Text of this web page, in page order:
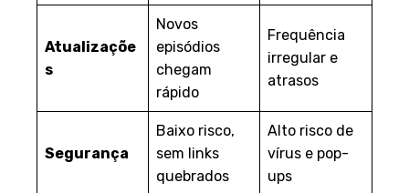
Atualizaçõe
s
Novos
episódios
chegam
rápido
Frequência
irregular e
atrasos
Segurança
Baixo risco,
sem links
quebrados
Alto risco de
vírus e pop-
ups